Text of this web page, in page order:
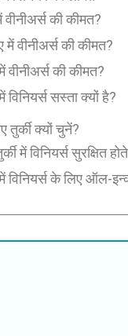
की कीमत?
में वीनीअर्स की कीमत?
वीनीअर्स की कीमत?
विनियर्स सस्ता क्यों है?
तुर्की क्यों चुनें?
में विनियर्स सुरक्षित
में विनियर्स के लिए ऑल-